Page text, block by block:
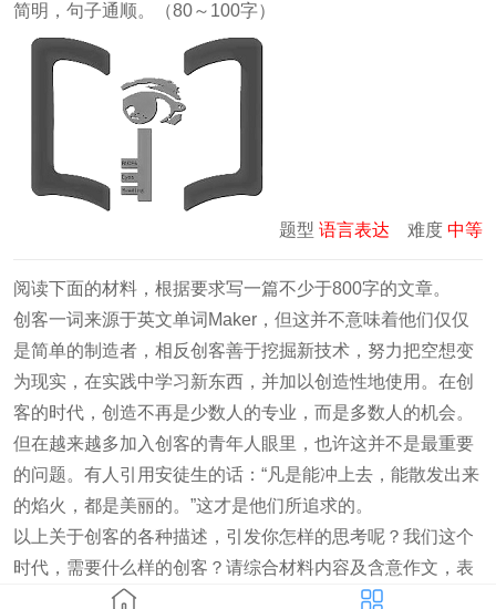
简明，句子通顺。（80～100字）
题型 语言表达 难度 中等
阅读下面的材料，根据要求写一篇不少于800字的文章。
创客一词来源于英文单词Maker，但这并不意味着他们仅仅
是简单的制造者，相反创客善于挖掘新技术，努力把空想变
为现实，在实践中学习新东西，并加以创造性地使用。在创
客的时代，创造不再是少数人的专业，而是多数人的机会。
但在越来越多加入创客的青年人眼里，也许这并不是最重要
的问题。有人引用安徒生的话：“凡是能冲上去，能散发出来
的焰火，都是美丽的。”这才是他们所追求的。
以上关于创客的各种描述，引发你怎样的思考呢？我们这个
时代，需要什么样的创客？请综合材料内容及含意作文，表
达你对这些问题的见解。